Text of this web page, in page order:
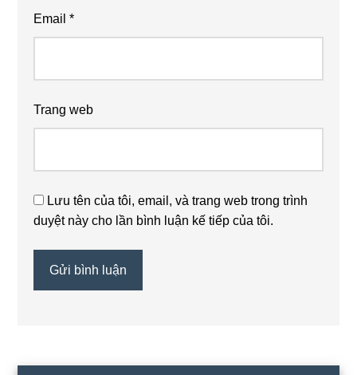
Email*
Trang web
Lưu tên của tôi, email, và trang web trong trình
duyệt này cho lần bình luận kế tiếp của tôi.